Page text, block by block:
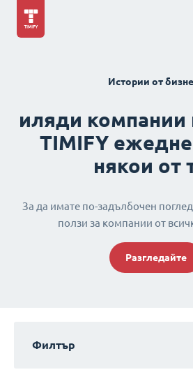
Истории от
иляди компании
TIMIFY
някои от
За да имате по-задълбочен
ползи за компании от
Разгледайте
Филтър